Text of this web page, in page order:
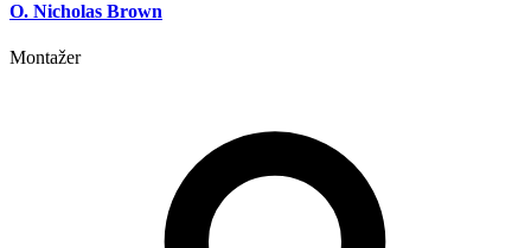
O. Nicholas Brown
Montažer